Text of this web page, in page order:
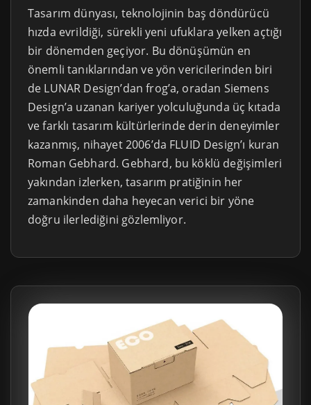
Tasarım dünyası, teknolojinin baş döndürücü
hızda evrildiği, sürekli yeni ufuklara yelken açtığı
bir dönemden geçiyor. Bu dönüşümün en
önemli tanıklarından ve yön vericilerinden biri
de LUNAR Design’dan frog’a, oradan Siemens
Design’a uzanan kariyer yolculuğunda üç kıtada
ve farklı tasarım kültürlerinde derin deneyimler
kazanmış, nihayet 2006’da FLUID Design’ı kuran
Roman Gebhard. Gebhard, bu köklü değişimleri
yakından izlerken, tasarım pratiğinin her
zamankinden daha heyecan verici bir yöne
doğru ilerlediğini gözlemliyor.